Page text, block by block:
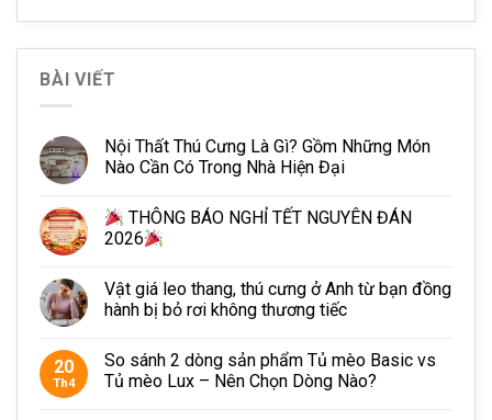
Email: contact@petto.vn
Đặt hàng qua kênh
facebook:
https://www.facebook.com/petto.com.vn/
BÀI VIẾT
Nội Thất Thú Cưng Là Gì? Gồm Những Món
Nào Cần Có Trong Nhà Hiện Đại
THÔNG BÁO NGHỈ TẾT NGUYÊN ĐÁN
2026
Vật giá leo thang, thú cưng ở Anh từ bạn đồng
hành bị bỏ rơi không thương tiếc
20
Th4
So sánh 2 dòng sản phẩm Tủ mèo Basic vs
Tủ mèo Lux – Nên Chọn Dòng Nào?